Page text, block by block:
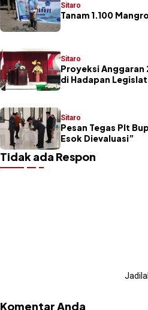
Sitaro
Tanam 1.100
Sitaro
Proyeksi Anggaran
di Hadapan
Sitaro
Pesan Tegas Plt
Esok Dievaluasi”
Tidak ada Respon
Komentar Anda